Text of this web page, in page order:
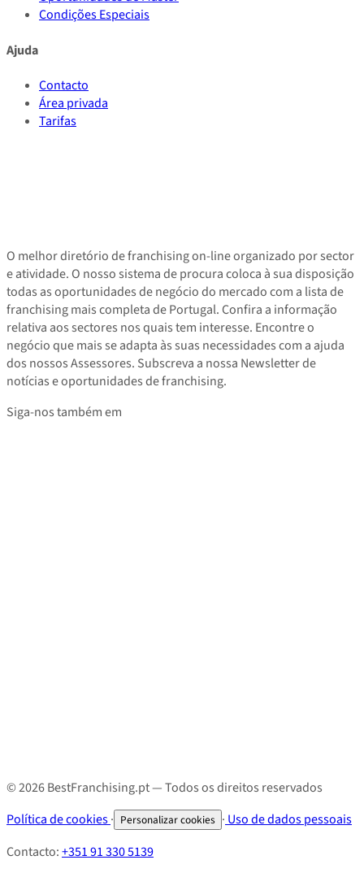
Condições Especiais
Ajuda
Contacto
Área privada
Tarifas
O melhor diretório de franchising on-line organizado por sector
e atividade. O nosso sistema de procura coloca à sua disposição
todas as oportunidades de negócio do mercado com a lista de
franchising mais completa de Portugal. Confira a informação
relativa aos sectores nos quais tem interesse. Encontre o
negócio que mais se adapta às suas necessidades com a ajuda
dos nossos Assessores. Subscreva a nossa Newsletter de
notícias e oportunidades de franchising.
Siga-nos também em
© 2026 BestFranchising.pt — Todos os direitos reservados
Política de cookies· Personalizar cookies · Uso de dados pessoais
Contacto:+351 91 330 5139